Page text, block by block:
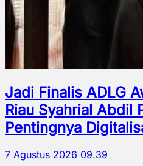
Jadi Finalis ADLG
Riau Syahrial Abdil
Pentingnya
7 Agustus 2026 09.39